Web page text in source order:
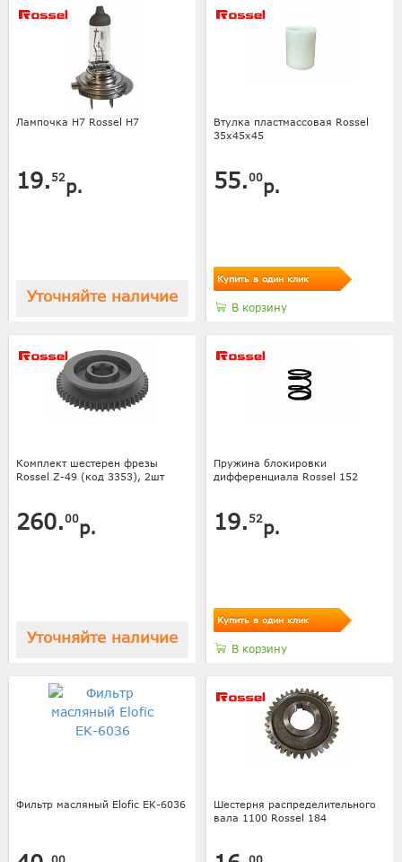
Лампочка H7 Rossel Н7
19. 52р.
Уточняйте наличие
Втулка пластмассовая Rossel
35х45х45
55.00р.
Купить в один клик
В корзину
Комплект шестерен фрезы
Rossel Z-49 (код 3353), 2шт
260.00р.
Уточняйте наличие
Пружина блокировки
дифференциала Rossel 152
19. 52р.
Купить в один клик
В корзину
Фильтр масляный Elofic EK-6036
00
Шестерня распределительного
вала 1100 Rossel 184
00